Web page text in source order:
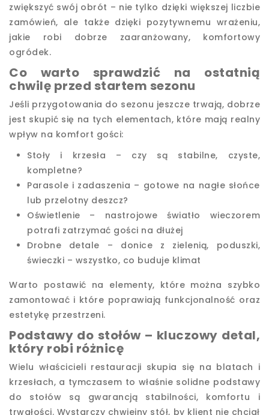
zwiększyć swój obrót – nie tylko dzięki większej liczbie
zamówień, ale także dzięki pozytywnemu wrażeniu,
jakie robi dobrze zaaranżowany, komfortowy
ogródek.
Co warto sprawdzić na ostatnią
chwilę przed startem sezonu
Jeśli przygotowania do sezonu jeszcze trwają, dobrze
jest skupić się na tych elementach, które mają realny
wpływ na komfort gości:
Stoły i krzesła – czy są stabilne, czyste,
kompletne?
Parasole i zadaszenia – gotowe na nagłe słońce
lub przelotny deszcz?
Oświetlenie – nastrojowe światło wieczorem
potrafi zatrzymać gości na dłużej
Drobne detale – donice z zielenią, poduszki,
świeczki – wszystko, co buduje klimat
Warto postawić na elementy, które można szybko
zamontować i które poprawiają funkcjonalność oraz
estetykę przestrzeni.
Podstawy do stołów – kluczowy detal,
który robi różnicę
Wielu właścicieli restauracji skupia się na blatach i
krzesłach, a tymczasem to właśnie solidne podstawy
do stołów są gwarancją stabilności, komfortu i
trwałości. Wystarczy chwiejny stół, by klient nie chciał